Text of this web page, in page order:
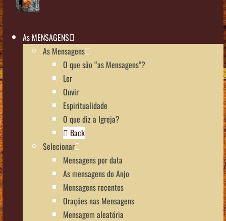
As MENSAGENS
As Mensagens
O que são “as Mensagens”?
Ler
Ouvir
Espiritualidade
O que diz a Igreja?
Back
Selecionar
Mensagens por data
As mensagens do Anjo
Mensagens recentes
Orações nas Mensagens
Mensagem aleatória